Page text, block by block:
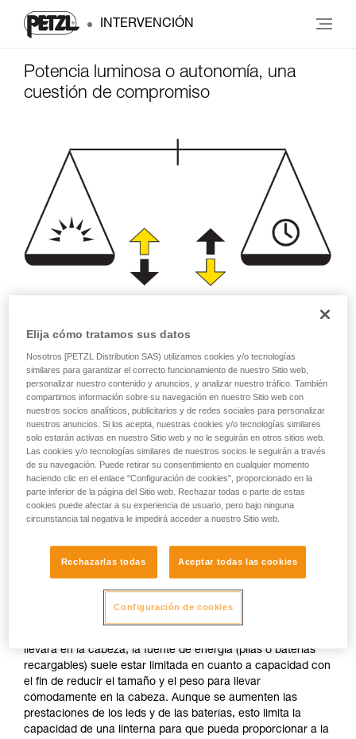
INTERVENCIÓN
Potencia luminosa o autonomía, una
cuestión de compromiso
Potencia luminosa
(lúmenes)
(horas)
o
Priorizar la potencia
de iluminación en
detrimento de la
autonomía
Priorizar la
autonomía en
detrimento de la
potencia de
iluminación
La potencia de iluminación de una linterna y su autonomía
tecnología de iluminación utilizada. Para una cantidad de
energía determinada, el aumento de la potencia luminosa
implica sistemáticamente una disminución de la autonomía y
llevará en la cabeza, la fuente de energía (pilas o baterías
recargables) suele estar limitada en cuanto a capacidad con
el fin de reducir el tamaño y el peso para llevar
cómodamente en la cabeza. Aunque se aumenten las
prestaciones de los leds y de las baterías, esto limita la
capacidad de una linterna para que pueda proporcionar a la
Elija cómo tratamos sus datos
Nosotros [PETZL Distribution SAS) utilizamos cookies y/o tecnologías
similares para garantizar el correcto funcionamiento de nuestro Sitio web,
personalizar nuestro contenido y anuncios, y analizar nuestro tráfico. También
compartimos información sobre su navegación en nuestro Sitio web con
nuestros socios analíticos, publicitarios y de redes sociales para personalizar
nuestros anuncios. Si los acepta, nuestras cookies y/o tecnologías similares
solo estarán activas en nuestro Sitio web y no le seguirán en otros sitios web.
Las cookies y/o tecnologías similares de nuestros socios le seguirán a través
de su navegación. Puede retirar su consentimiento en cualquier momento
haciendo clic en el enlace "Configuración de cookies", proporcionado en la
parte inferior de la página del Sitio web. Rechazar todas o parte de estas
cookies puede afectar a su experiencia de usuario, pero bajo ninguna
circunstancia tal negativa le impedirá acceder a nuestro Sitio web.
Rechazarlas todas Aceptar todas las cookies
Configuración de cookies